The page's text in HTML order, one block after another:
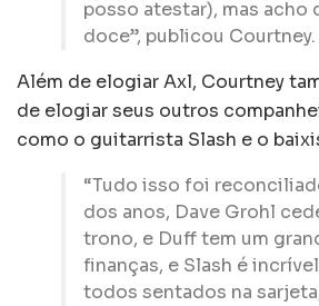
posso atestar), mas acho
doce”, publicou Courtney.
Além de elogiar Axl, Courtney
de elogiar seus outros
como o guitarrista Slash e o
“Tudo isso foi
dos anos, Dave Grohl
trono, e Duff tem um
finanças, e Slash é
todos sentados na